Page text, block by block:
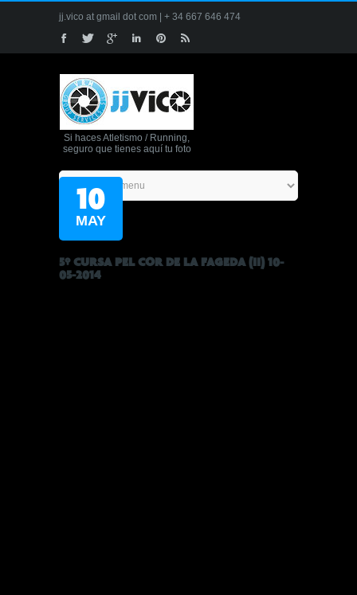
jj.vico at gmail dot com | + 34 667 646 474
Si haces Atletismo / Running,
seguro que tienes aquí tu foto
10
MAY
5º CURSA PEL COR DE LA FAGEDA (II) 10-
05-2014